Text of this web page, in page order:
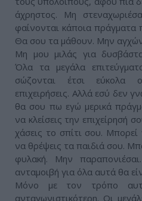
άχρηστος. Μη
φαίνονται κάποια πράγματα
Θα σου τα μάθουν. Μην
Μη μου μιλάς για
Όλα τα μεγάλα
σώζονται έτσι εύκολα
επιχειρήσεις. Αλλά εσύ δεν
θα σου πω εγώ μερικά
να κλείσεις την επιχείρησή
χάσεις το σπίτι σου. Μπορεί
να θρέψεις τα παιδιά σου.
φυλακή. Μην
ανταμοιβή για όλα αυτά θα
Μόνο με τον τρόπο
ανταγωνιστικότερη. Οι